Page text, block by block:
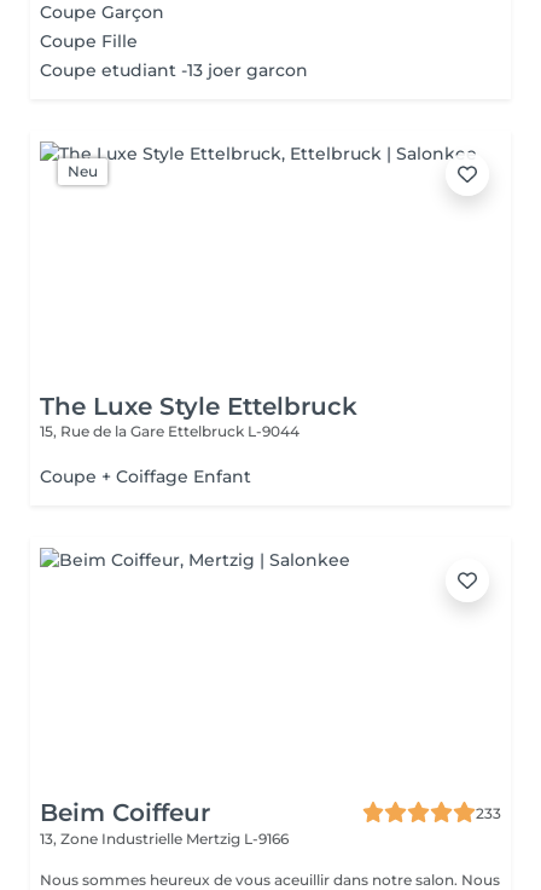
Coupe Garçon
Coupe Fille
Coupe etudiant -13 joer garcon
Neu
The Luxe Style Ettelbruck
15, Rue de la Gare Ettelbruck L-9044
Coupe + Coiffage Enfant
Beim Coiffeur
233
13, Zone Industrielle Mertzig L-9166
Nous sommes heureux de vous aceuillir dans notre salon. Nous